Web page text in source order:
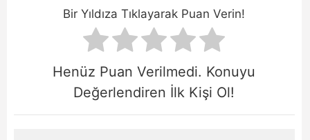
Bir Yıldıza Tıklayarak Puan Verin!
Henüz Puan Verilmedi. Konuyu
Değerlendiren İlk Kişi Ol!